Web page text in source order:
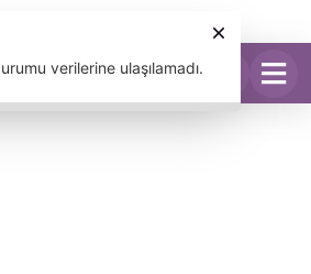
verilerine ulaşılamadı.